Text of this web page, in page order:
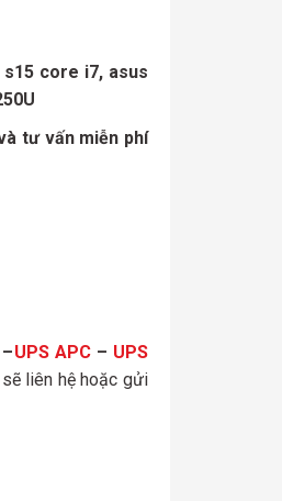
core i7, asus
tư vấn miễn phí
–UPS APC– UPS
liên hệ hoặc gửi